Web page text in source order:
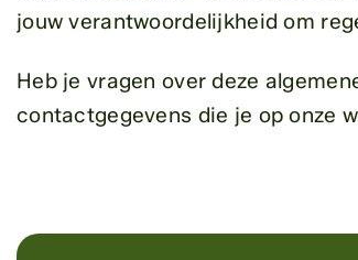
jouw verantwoordelijkheid om
Heb je vragen over deze
contactgegevens die je op onze